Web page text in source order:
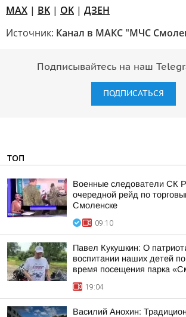
MAX | BK | OK | ДЗЕН
Источник: Канал в МАКС "МЧС
Подписывайтесь на наш
ПОДПИСАТЬСЯ
ТОП
Военные следователи СК
очередной рейд по
Смоленске
09:10
Павел Кукушкин: О
воспитании наших детей
время посещения парка
19:04
Василий Анохин: